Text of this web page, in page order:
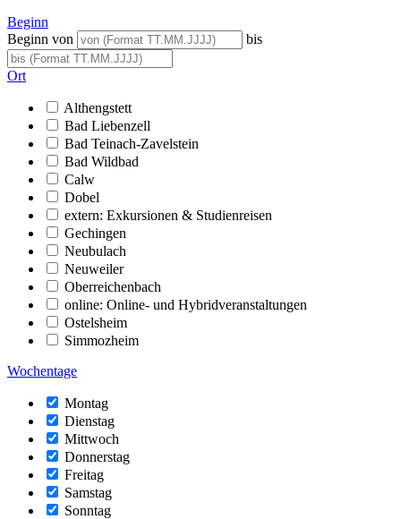
Beginn
Beginn von
bis
Ort
Althengstett
Bad Liebenzell
Bad Teinach-Zavelstein
Bad Wildbad
Calw
Dobel
extern: Exkursionen & Studienreisen
Gechingen
Neubulach
Neuweiler
Oberreichenbach
online: Online- und Hybridveranstaltungen
Ostelsheim
Simmozheim
Wochentage
Montag
Dienstag
Mittwoch
Donnerstag
Freitag
Samstag
Sonntag